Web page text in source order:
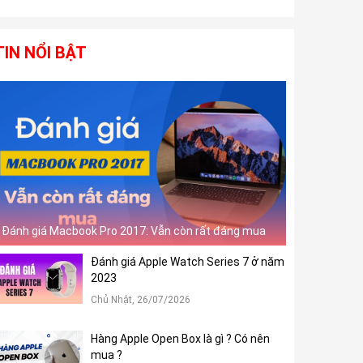
NỔI BẬT
Đánh giá Macbook Pro 2017: Vẫn còn rất đáng mua
Đánh giá Apple Watch Series 7 ở năm
2023
Chủ Nhật, 26/07/2026
Hàng Apple Open Box là gì ? Có nên
mua ?